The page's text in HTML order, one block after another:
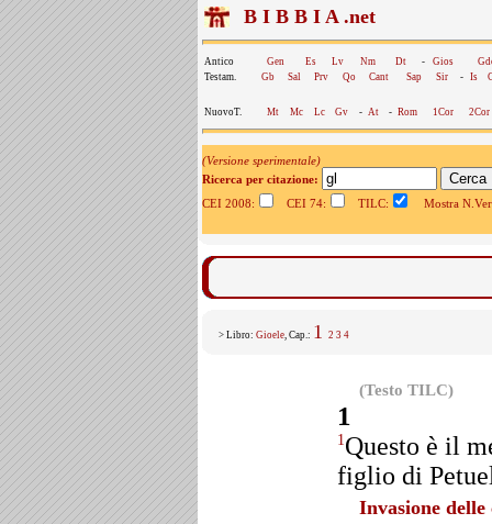
B I B B I A .net
Antico Gen Es Lv Nm Dt - Gios
Testam.
Gb Sal Prv Qo Cant Sap Sir - Is
NuovoT. Mt Mc Lc Gv - At - Rom 1Cor 2Cor
(Versione sperimentale)
Ricerca per citazione:
CEI 2008:
CEI 74: TILC: Mostra
> Libro: Gioele, Cap.: 1 2 3 4
(Testo TILC)
1
1Questo è il
figlio di
Invasione delle